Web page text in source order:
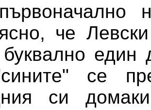
че
буквално един
се
си